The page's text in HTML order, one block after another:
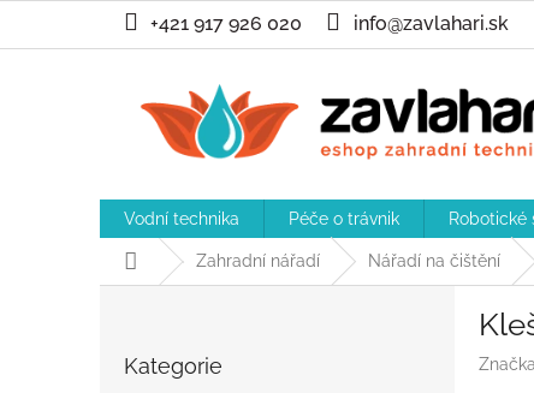
obsah
+421 917 926 020 info@zavlahari.sk
Vodní technika Péče o trávnik Robotické
Domů Zahradní nářadí Nářadí na čištění
kategorie
Kategorie